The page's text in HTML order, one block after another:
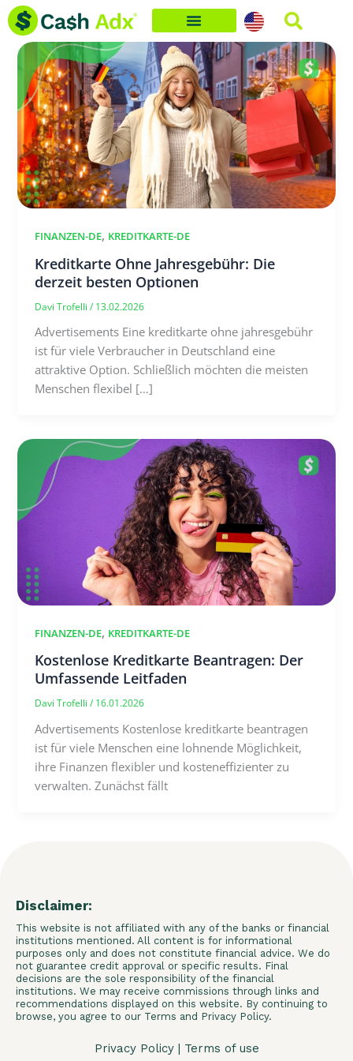
Skip
content
FINANZEN-DE, KREDITKARTE-DE
Kreditkarte Ohne Jahresgebühr: Die
derzeit besten Optionen
Davi Trofelli/ 13.02.2026
Advertisements Eine kreditkarte ohne jahresgebühr
ist für viele Verbraucher in Deutschland eine
attraktive Option. Schließlich möchten die meisten
Menschen flexibel […]
FINANZEN-DE, KREDITKARTE-DE
Kostenlose Kreditkarte Beantragen: Der
Umfassende Leitfaden
Davi Trofelli/ 16.01.2026
Advertisements Kostenlose kreditkarte beantragen
ist für viele Menschen eine lohnende Möglichkeit,
ihre Finanzen flexibler und kosteneffizienter zu
verwalten. Zunächst fällt
Disclaimer:
This website is not affiliated with any of the banks or financial
institutions mentioned. All content is for informational
purposes only and does not constitute financial advice. We do
not guarantee credit approval or specific results. Final
decisions are the sole responsibility of the financial
institutions. We may receive commissions through links and
recommendations displayed on this website. By continuing to
browse, you agree to our Terms and Privacy Policy.
Privacy Policy| Terms of use